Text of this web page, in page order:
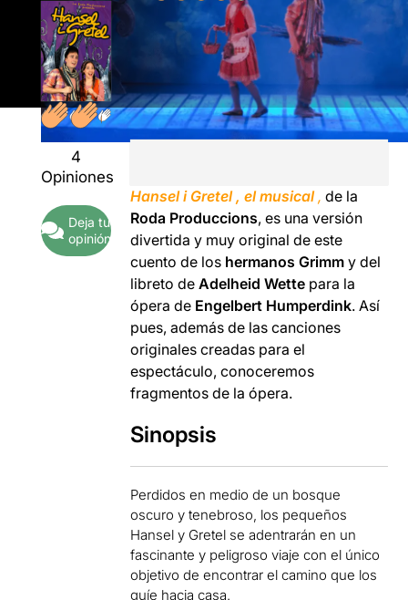
4
Opiniones
Deja tu
opinión
Hansel i Gretel , el musical ,de la
Roda Produccions, es una versión
divertida y muy original de este
cuento de los hermanos Grimm y del
libreto deAdelheid Wette para la
ópera de Engelbert Humperdink. Así
pues, además de las canciones
originales creadas para el
espectáculo, conoceremos
fragmentos de la ópera.
Sinopsis
Perdidos en medio de un bosque
oscuro y tenebroso, los pequeños
Hansel y Gretel se adentrarán en un
fascinante y peligroso viaje con el único
objetivo de encontrar el camino que los
guíe hacia casa.